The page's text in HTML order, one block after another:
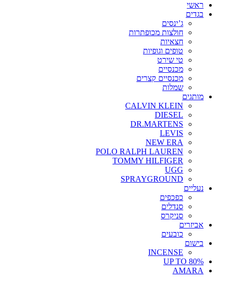
ראשי
בגדים
ג’ינסים
חולצות מכופתרות
חצאיות
טופים וגופיות
טי שירט
מכנסיים
מכנסיים קצרים
שמלות
מותגים
CALVIN KLEIN
DIESEL
DR.MARTENS
LEVIS
NEW ERA
POLO RALPH LAUREN
TOMMY HILFIGER
UGG
SPRAYGROUND
נעליים
כפכפים
סנדלים
סניקרס
אביזרים
כובעים
בישום
INCENSE
UP TO 80%
AMARA